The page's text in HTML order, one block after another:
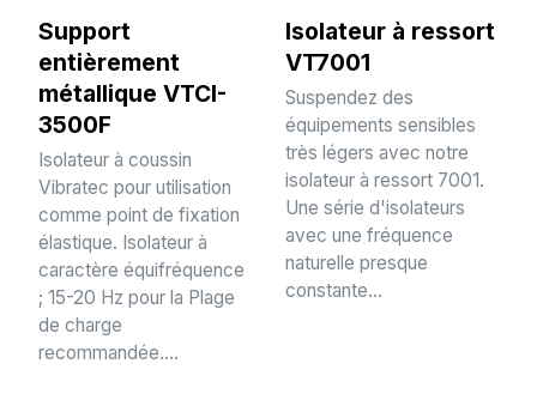
Support
entièrement
métallique VTCI-
3500F
Isolateur à coussin
Vibratec pour utilisation
comme point de fixation
élastique. Isolateur à
caractère équifréquence
; 15-20 Hz pour la Plage
de charge
recommandée....
Isolateur à ressort
VT7001
Suspendez des
équipements sensibles
très légers avec notre
isolateur à ressort 7001.
Une série d'isolateurs
avec une fréquence
naturelle presque
constante...